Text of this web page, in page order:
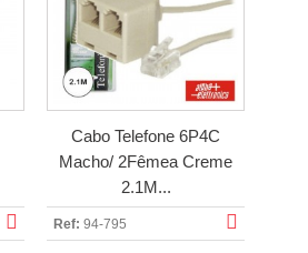
Cabo Telefone 6P4C
Macho/ 2Fêmea Creme
2.1M...
Ref: 94-795